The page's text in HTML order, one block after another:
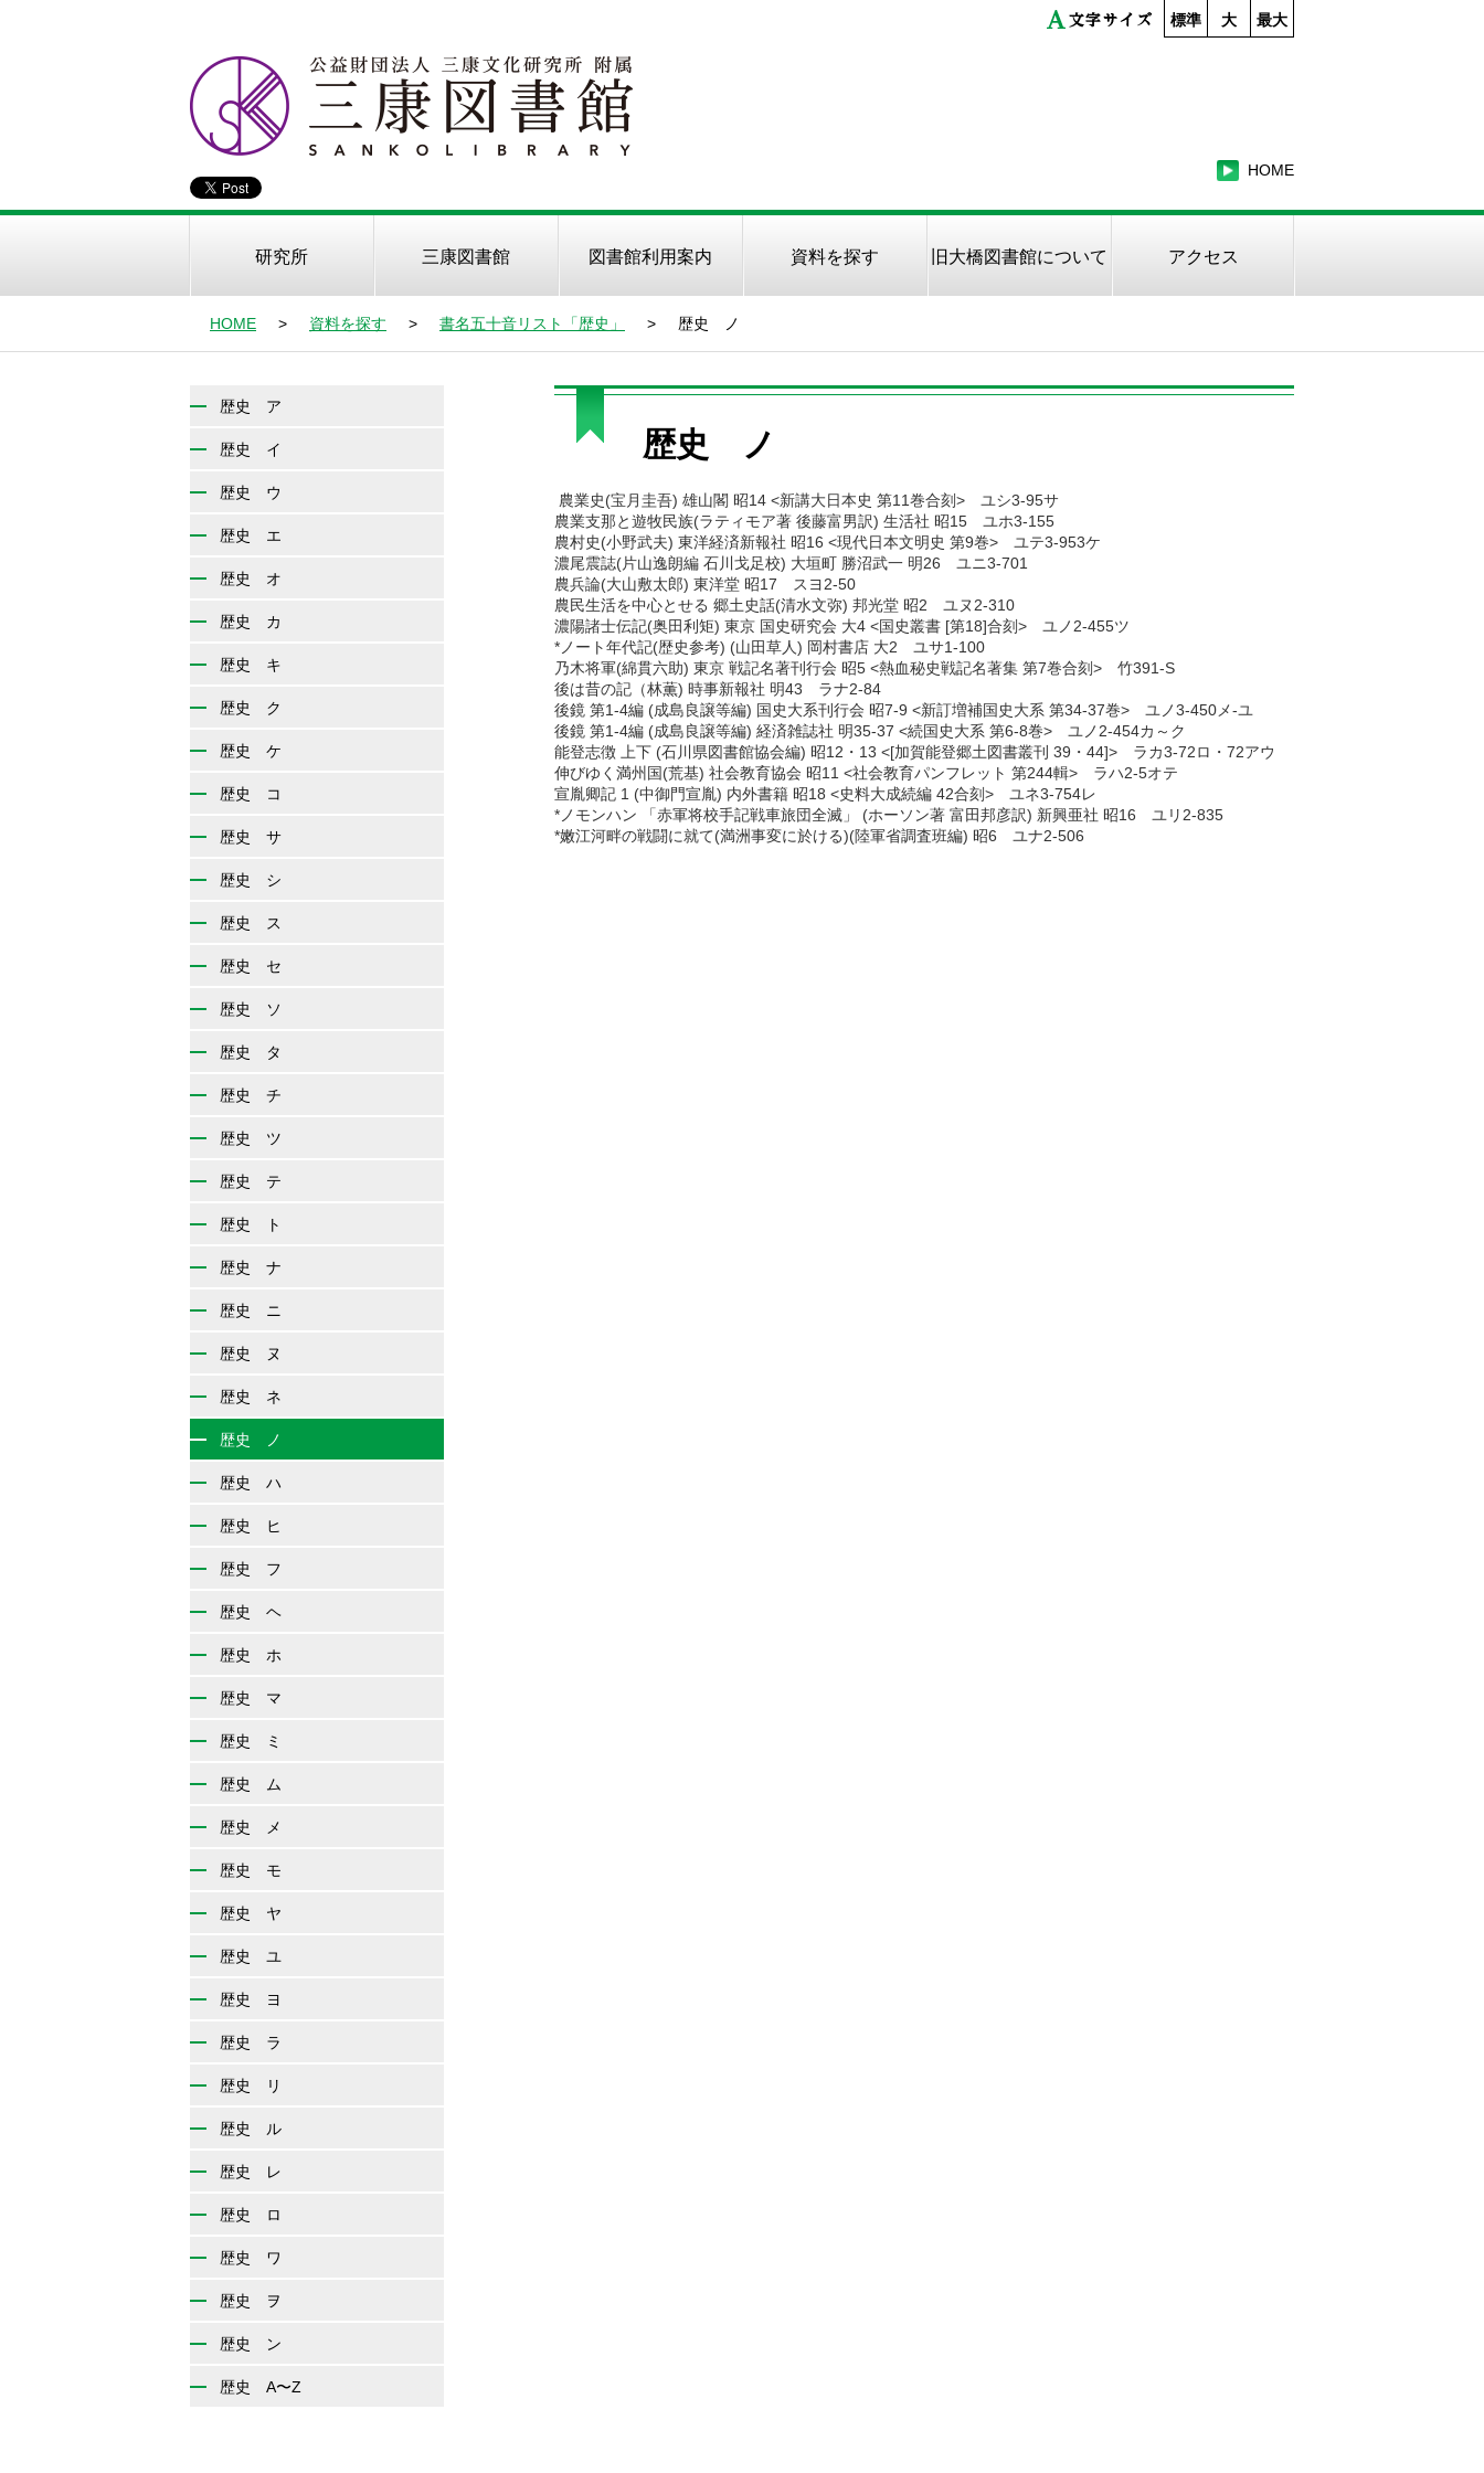
標準 大 最大
HOME
研究所 三康図書館 図書館利用案内 資料を探す 旧大橋図書館について アクセス
HOME > 資料を探す > 書名五十音リスト「歴史」 > 歴史 ノ
歴史 ア
歴史 イ
歴史 ウ
歴史 エ
歴史 オ
歴史 カ
歴史 キ
歴史 ク
歴史 ケ
歴史 コ
歴史 サ
歴史 シ
歴史 ス
歴史 セ
歴史 ソ
歴史 タ
歴史 チ
歴史 ツ
歴史 テ
歴史 ト
歴史 ナ
歴史 ニ
歴史 ヌ
歴史 ネ
歴史 ノ
歴史 ハ
歴史 ヒ
歴史 フ
歴史 ヘ
歴史 ホ
歴史 マ
歴史 ミ
歴史 ム
歴史 メ
歴史 モ
歴史 ヤ
歴史 ユ
歴史 ヨ
歴史 ラ
歴史 リ
歴史 ル
歴史 レ
歴史 ロ
歴史 ワ
歴史 ヲ
歴史 ン
歴史 A〜Z
歴史 ノ
農業史(宝月圭吾) 雄山閣 昭14 <新講大日本史 第11巻合刻> ユシ3-95サ
農業支那と遊牧民族(ラティモア著 後藤富男訳) 生活社 昭15 ユホ3-155
農村史(小野武夫) 東洋経済新報社 昭16 <現代日本文明史 第9巻> ユテ3-953ケ
濃尾震誌(片山逸朗編 石川戈足校) 大垣町 勝沼武一 明26 ユニ3-701
農兵論(大山敷太郎) 東洋堂 昭17 スヨ2-50
農民生活を中心とせる 郷土史話(清水文弥) 邦光堂 昭2 ユヌ2-310
濃陽諸士伝記(奥田利矩) 東京 国史研究会 大4 <国史叢書 [第18]合刻> ユノ2-455ツ
*ノート年代記(歴史参考) (山田草人) 岡村書店 大2 ユサ1-100
乃木将軍(綿貫六助) 東京 戦記名著刊行会 昭5 <熱血秘史戦記名著集 第7巻合刻> 竹391-S
後は昔の記（林薫) 時事新報社 明43 ラナ2-84
後鏡 第1-4編 (成島良譲等編) 国史大系刊行会 昭7-9 <新訂増補国史大系 第34-37巻> ユノ3-450メ-ユ
後鏡 第1-4編 (成島良譲等編) 経済雑誌社 明35-37 <続国史大系 第6-8巻> ユノ2-454カ～ク
能登志徴 上下 (石川県図書館協会編) 昭12・13 <[加賀能登郷土図書叢刊 39・44]> ラカ3-72ロ・72アウ
伸びゆく満州国(荒基) 社会教育協会 昭11 <社会教育パンフレット 第244輯> ラハ2-5オテ
宣胤卿記 1 (中御門宣胤) 内外書籍 昭18 <史料大成続編 42合刻> ユネ3-754レ
*ノモンハン 「赤軍将校手記戦車旅団全滅」 (ホーソン著 富田邦彦訳) 新興亜社 昭16 ユリ2-835
*嫩江河畔の戦闘に就て(満洲事変に於ける)(陸軍省調査班編) 昭6 ユナ2-506